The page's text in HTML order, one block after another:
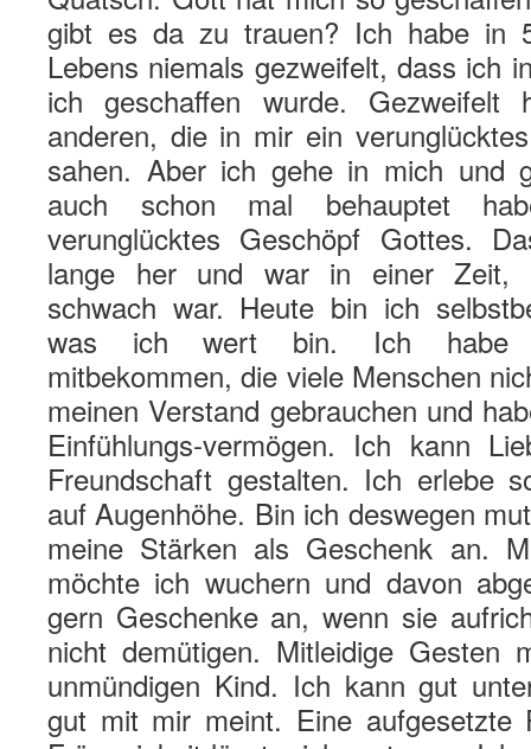
gibt es da zu trauen? Ich habe in
Lebens niemals gezweifelt, dass ich
ich geschaffen wurde. Gezweifelt
anderen, die in mir ein
sahen. Aber ich gehe in mich und
auch schon mal behauptet
verunglücktes Geschöpf Gottes.
lange her und war in einer Zeit,
schwach war. Heute bin ich
was ich wert bin. Ich habe
mitbekommen, die viele Menschen
meinen Verstand gebrauchen und
Einfühlungs-vermögen. Ich kann
Freundschaft gestalten. Ich erlebe
auf Augenhöhe. Bin ich deswegen
meine Stärken als Geschenk an.
möchte ich wuchern und davon
gern Geschenke an, wenn sie
nicht demütigen. Mitleidige Gesten
unmündigen Kind. Ich kann gut
gut mit mir meint. Eine aufgesetzte